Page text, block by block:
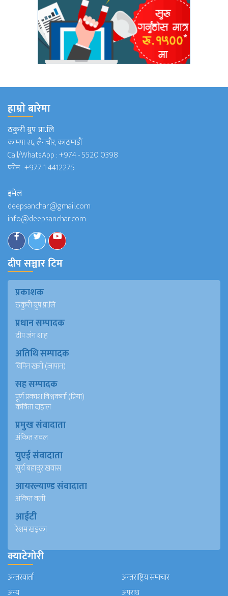
हाम्राे बारेमा
ठकुरी ग्रुप प्रा.लि
कामपा २६, लैनचौर, काठमाडौं
Call/WhatsApp :+974 - 5520 0398
फोन :+977-1-4412275
इमेल
deepsanchar@gmail.com
info@deepsanchar.com
दीप सञ्चार टिम
प्रकाशक
ठकुरी ग्रुप प्रा.लि
प्रधान सम्पादक
दीप जंग शाह
अतिथि सम्पादक
विपिन खत्री (जापान)
सह सम्पादक
पूर्ण प्रकाश विश्वकर्मा (प्रिया)
कविता दाहाल
प्रमुख संवादाता
अंकित रावल
युएई संवादाता
सुर्य बहादुर खवास
आयरल्याण्ड संवादाता
अंकित वली
आईटी
रेशम खड्का
क्याटेगोरी
अन्तरवार्ता
अन्तराष्ट्रिय समाचार
अन्य
अपराध